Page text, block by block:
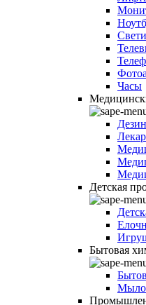
Часы
Детская
Бытовая
Мыло